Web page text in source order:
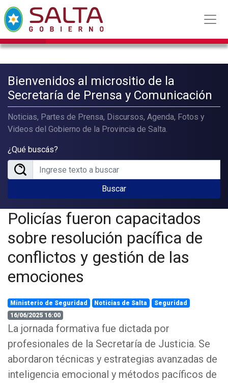
Bienvenidos al micrositio de la
Secretaría de Prensa y Comunicación
Noticias, Partes de Prensa, Discursos, Agenda, Fotos y
Videos del Gobierno de la Provincia de Salta.
¿Qué buscás?
Buscar
Policías fueron capacitados
sobre resolución pacífica de
conflictos y gestión de las
emociones
Ministerio de Seguridad Noticias de Salta
Seguridad
16/06/2025 16:00
La jornada formativa fue dictada por
profesionales de la Secretaría de Justicia. Se
abordaron técnicas y estrategias avanzadas de
inteligencia emocional y métodos pacíficos de